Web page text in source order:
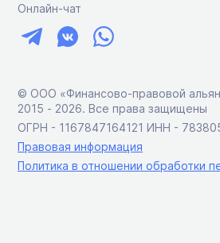
Онлайн-чат
© ООО «Финансово-правовой
2015 ‑ 2026. Все права защищены
ОГРН - 1167847164121 ИНН -
Правовая информация
Политика в отношении обработки